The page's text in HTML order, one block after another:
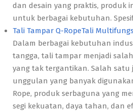
dan desain yang praktis, produk
untuk berbagai kebutuhan.
Tali Tampar Q-RopeTali
Dalam berbagai kebutuhan
tangga, tali tampar menjadi
yang tak tergantikan. Salah satu
unggulan yang banyak
Rope, produk serbaguna yang
segi kekuatan, daya tahan, dan